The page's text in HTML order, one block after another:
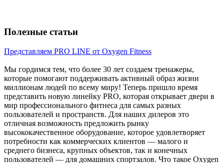
Полезные статьи
Представляем PRO LINE от Oxygen Fitness
Мы гордимся тем, что более 30 лет создаем тренажеры,
которые помогают поддерживать активный образ жизни
миллионам людей по всему миру! Теперь пришло время
представить новую линейку PRO, которая открывает двери в
мир профессионального фитнеса для самых разных
пользователей и пространств. Для наших дилеров это
отличная возможность предложить рынку
высококачественное оборудование, которое удовлетворяет
потребности как коммерческих клиентов — малого и
среднего бизнеса, крупных объектов, так и конечных
пользователей — для домашних спортзалов. Что такое Oxygen